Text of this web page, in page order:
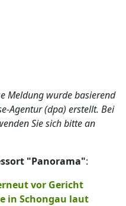
Meldung wurde basierend
Agentur (dpa) erstellt. Bei
Sie sich bitte an
"Panorama":
vor Gericht
in Schongau laut